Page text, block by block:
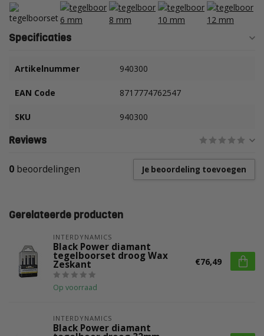
Specificaties
Artikelnummer 940300
EAN Code 8717774762547
SKU 940300
Reviews
0 beoordelingen Je beoordeling toevoegen
Gerelateerde producten
INTERDYNAMICS
Black Power diamant
tegelboorset droog Wax
Zeskant
Op voorraad
€76,49
INTERDYNAMICS
Black Power diamant